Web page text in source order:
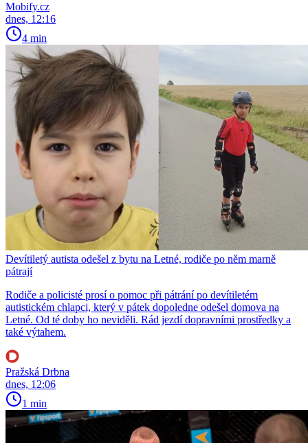
Mobify.cz
dnes, 12:16
4 min
Devítiletý autista odešel z bytu na Letné, rodiče po něm marně
pátrají
Rodiče a policisté prosí o pomoc při pátrání po devítiletém
autistickém chlapci, který v pátek dopoledne odešel domova na
Letné. Od té doby ho neviděli. Rád jezdí dopravními prostředky a
také výtahem.
Pražská Drbna
dnes, 12:06
1 min